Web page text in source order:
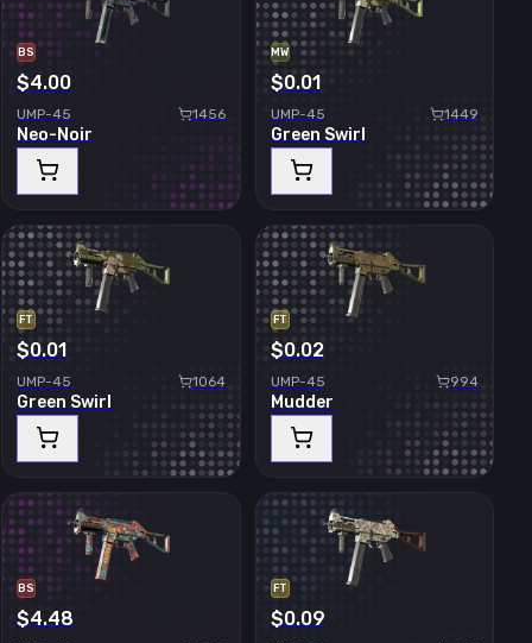
BS
$4.00
UMP-45 1456
Neo-Noir
MW
$0.01
UMP-45 1449
Green Swirl
FT
$0.01
UMP-45 1064
Green Swirl
FT
$0.02
UMP-45 994
Mudder
BS
$4.48
FT
$0.09